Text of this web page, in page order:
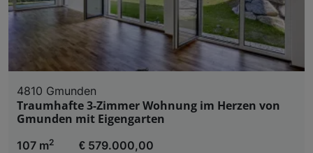
4810 Gmunden
Traumhafte 3-Zimmer Wohnung im Herzen von
Gmunden mit Eigengarten
107 m2
€ 579.000,00